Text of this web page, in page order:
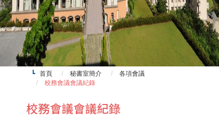
首頁 秘書室簡介
各項會議
校務會議會議紀錄
校務會議會議紀錄